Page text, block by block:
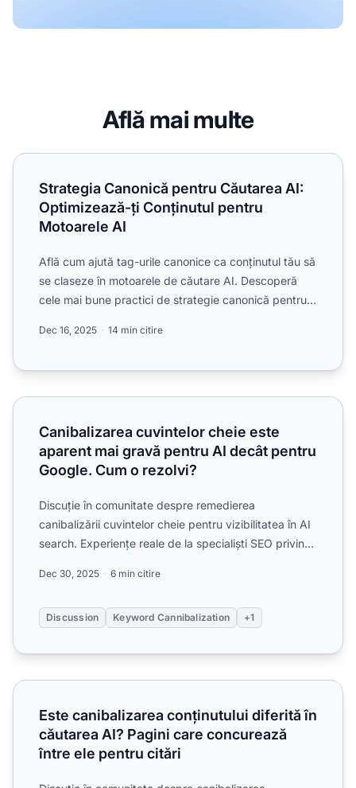
Află mai multe
Strategia Canonică pentru Căutarea AI: Optimizează-ți
Strategia Canonică pentru Căutarea AI:
Optimizează-ți Conținutul pentru
Motoarele AI
Află cum ajută tag-urile canonice ca conținutul tău să
se claseze în motoarele de căutare AI. Descoperă
cele mai bune practici de strategie canonică pentru
Dec 16, 2025 14 min citire
Canibalizarea cuvintelor cheie este aparent mai gravă
Canibalizarea cuvintelor cheie este
aparent mai gravă pentru AI decât pentru
Google. Cum o rezolvi?
Discuție în comunitate despre remedierea
canibalizării cuvintelor cheie pentru vizibilitatea în AI
search. Experiențe reale de la specialiști SEO privind
Dec 30, 2025 6 min citire
Discussion Keyword Cannibalization +1
Este canibalizarea conținutului diferită în căutarea AI?
Este canibalizarea conținutului diferită în
căutarea AI? Pagini care concurează
între ele pentru citări